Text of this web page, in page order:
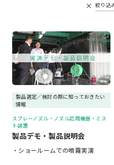
絞り込
製品選定／検討の際に知っておきたい
情報
スプレーノズル・ノズル応用機器・ミス
ト装置
製品デモ・製品説明会
・ショールームでの噴霧実演